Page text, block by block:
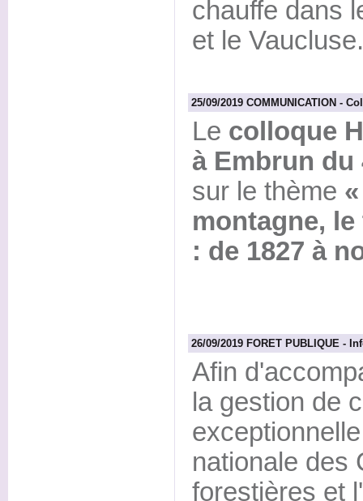
chauffe dans
et le Vaucluse.
25/09/2019 COMMUNICATION -
Le colloque
à Embrun du
sur le thème
montagne,
: de 1827 à
26/09/2019 FORET PUBLIQUE -
Afin
la gestion de
nationale des
forestières et